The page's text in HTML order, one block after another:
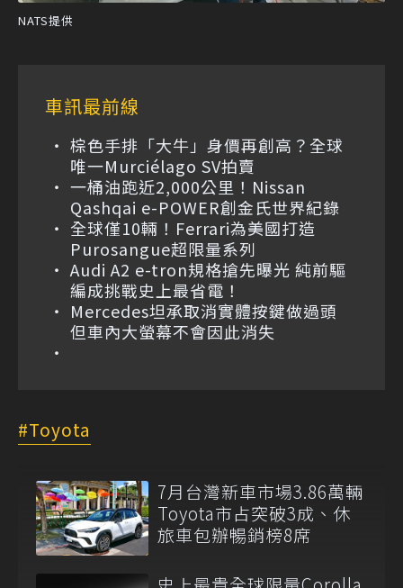
NATS提供
車訊最前線
棕色手排「大牛」身價再創高？全球
唯一Murciélago SV拍賣
一桶油跑近2,000公里！Nissan
Qashqai e-POWER創金氏世界紀錄
全球僅10輛！Ferrari為美國打造
Purosangue超限量系列
Audi A2 e-tron規格搶先曝光 純前驅
編成挑戰史上最省電！
Mercedes坦承取消實體按鍵做過頭
但車內大螢幕不會因此消失
Toyota
7月台灣新車市場3.86萬輛
Toyota市占突破3成、休
旅車包辦暢銷榜8席